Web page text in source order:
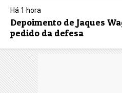
Há 1 hora
Depoimento de Jaques
pedido da defesa